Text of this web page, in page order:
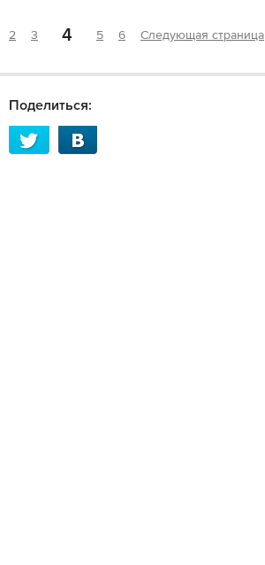
2 3 4 5 6 Следующая страница
Поделиться: